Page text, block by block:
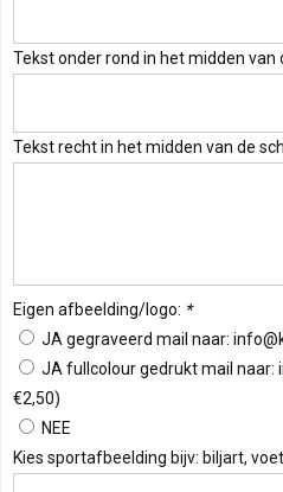
Tekst onder rond in het midden van
Tekst recht in het midden van de
Eigen afbeelding/logo: *
JA gegraveerd mail naar:
JA fullcolour gedrukt mail naar:
€2,50)
NEE
Kies sportafbeelding bijv: biljart,